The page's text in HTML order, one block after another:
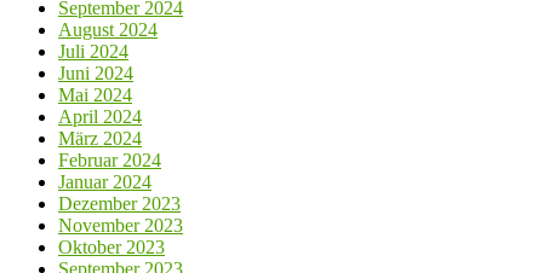
September 2024
August 2024
Juli 2024
Juni 2024
Mai 2024
April 2024
März 2024
Februar 2024
Januar 2024
Dezember 2023
November 2023
Oktober 2023
September 2023